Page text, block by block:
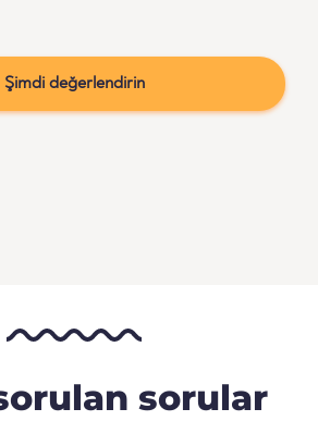
Şimdi değerlendirin
sorular